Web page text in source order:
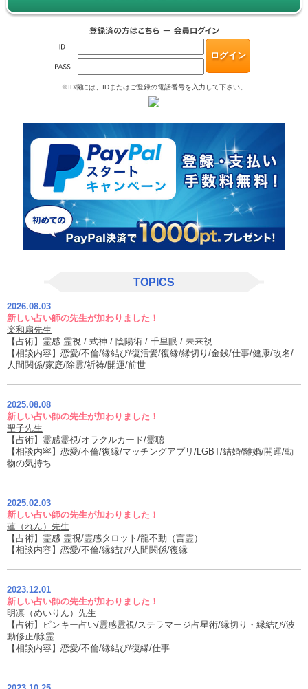
※ID欄には、IDまたはご登録の電話番号を入力して下さい。
TOPICS
2026.08.03
新しい占い師の先生が加わりました！
楽和扇先生
【占術】霊感 霊視 / 式神 / 陰陽術 / 千里眼 / 未来視
【相談内容】恋愛/不倫/縁結び/復活愛/復縁/縁切り/金銭/仕事/健康/改名/
人間関係/家庭/除霊/祈祷/開運/前世
2025.08.08
新しい占い師の先生が加わりました！
聖子先生
【占術】霊感霊視/オラクルカード/霊聴
【相談内容】恋愛/不倫/復縁/マッチングアプリ/LGBT/結婚/離婚/開運/動
物の気持ち
2025.02.03
新しい占い師の先生が加わりました！
蓮（れん）先生
【占術】霊感 霊視/霊感タロット/龍不動（言霊）
【相談内容】恋愛/不倫/縁結び/人間関係/復縁
2023.12.01
新しい占い師の先生が加わりました！
明凛（めいりん）先生
【占術】ピンキー占い/霊感霊視/ステラマージ占星術/縁切り・縁結び/波
動修正/除霊
【相談内容】恋愛/不倫/縁結び/復縁/仕事